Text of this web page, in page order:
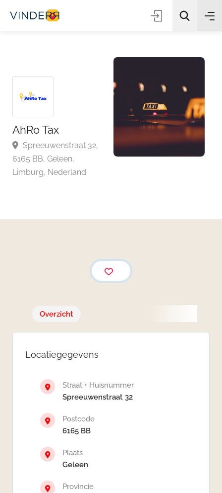
AhRo Tax
Spreeuwenstraat 32,
6165 BB, Geleen,
Overzicht
Locatiegegevens
Straat + Huisnummer
Spreeuwenstraat 32
Postcode
6165 BB
Plaats
Geleen
Provincie